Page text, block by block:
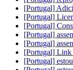
[Portugal]
[Portugal]
[Portugal]
[Portugal]
[Portugal]
[Portugal] Link
[Portugal]